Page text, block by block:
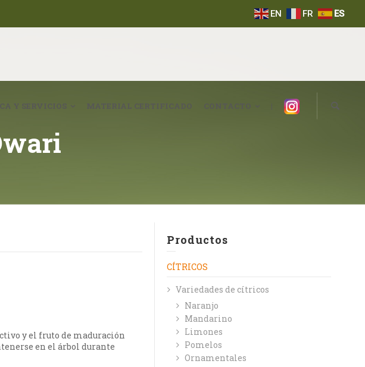
EN FR ES
MATERIAL CERTIFICADO CONTACTO | Instagram
y el fruto de maduración
en el árbol durante
Productos
CÍTRICOS
Variedades de cítricos
Naranjo
Mandarino
Limones
Pomelos
Ornamentales